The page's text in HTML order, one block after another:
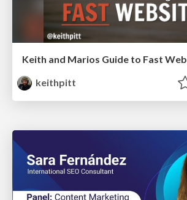
Keith and Marios Guide to Fast
keithpitt